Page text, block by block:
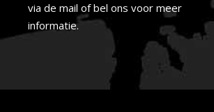
via de mail of bel ons voor meer
informatie.